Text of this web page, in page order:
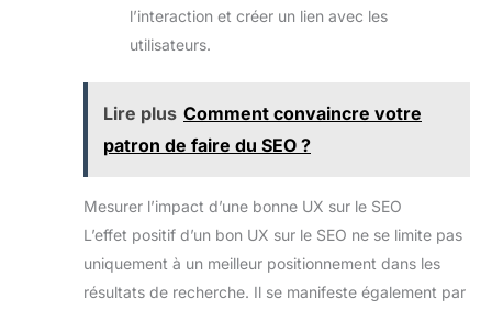
l’interaction et créer un lien avec les
utilisateurs.
Lire plus Comment convaincre votre
patron de faire du SEO ?
Mesurer l’impact d’une bonne UX sur le SEO
L’effet positif d’un bon UX sur le SEO ne se limite pas
uniquement à un meilleur positionnement dans les
résultats de recherche. Il se manifeste également par